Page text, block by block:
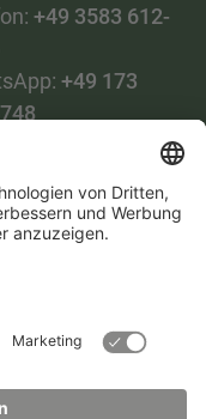
+49 3583 612-
+49 173